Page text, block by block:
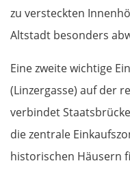
zu versteckten
Altstadt besonders
Eine zweite wichtige
(Linzergasse) auf der
verbindet
die zentrale
historischen Häusern